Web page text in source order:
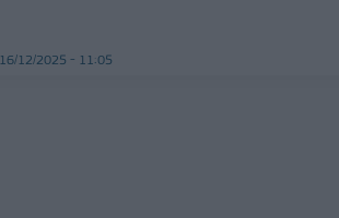
16/12/2025 - 11:05